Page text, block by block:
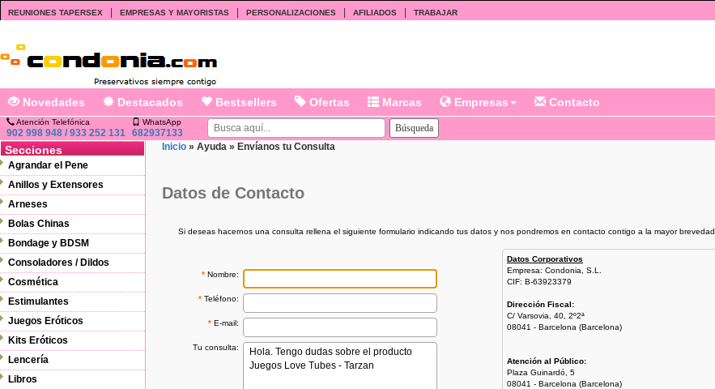
REUNIONES TAPERSEX EMPRESAS Y MAYORISTAS PERSONALIZACIONES AFILIADOS TRABAJAR
Novedades Destacados Bestsellers Ofertas Marcas Empresas Contacto
Atención Telefónica
902 998 948 / 933 252 131
WhatsApp
682937133
Secciones
Agrandar el Pene
Anillos y Extensores
Arneses
Bolas Chinas
Bondage y BDSM
Consoladores / Dildos
Cosmética
Estimulantes
Juegos Eróticos
Kits Eróticos
Lencería
Libros
Inicio » Ayuda » Envíanos tu Consulta
Datos de Contacto
Si deseas hacernos una consulta rellena el siguiente formulario indicando tus datos y nos pondremos en contacto contigo a la mayor brevedad.
* Nombre:
* Teléfono:
* E-mail:
Tu consulta:
Datos Corporativos
Empresa: Condonia, S.L.
CIF: B-63923379
Dirección Fiscal:
C/ Varsovia, 40, 2º2ª
08041 - Barcelona (Barcelona)
Atención al Público:
Plaza Guinardó, 5
08041 - Barcelona (Barcelona)